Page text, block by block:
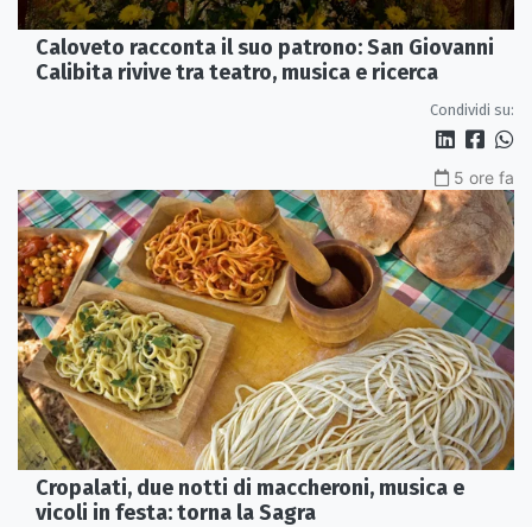
Caloveto racconta il suo patrono: San Giovanni
Calibita rivive tra teatro, musica e ricerca
Condividi su:
5 ore fa
Cropalati, due notti di maccheroni, musica e
vicoli in festa: torna la Sagra